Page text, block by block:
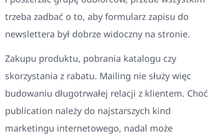
trzeba zadbać o to, aby formularz zapisu do
newslettera był dobrze widoczny na stronie.
Zakupu produktu, pobrania katalogu czy
skorzystania z rabatu. Mailing nie służy więc
budowaniu długotrwałej relacji z klientem. Choć
publication należy do najstarszych kind
marketingu internetowego, nadal może